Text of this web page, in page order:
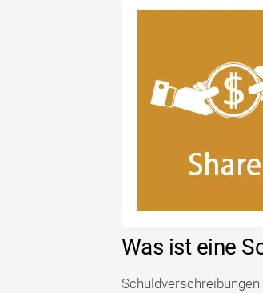
Was ist eine